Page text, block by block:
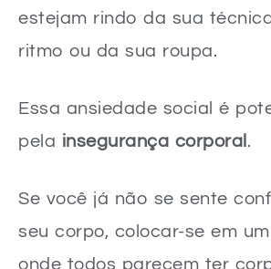
estejam rindo da sua
ritmo ou da sua roupa.
Essa ansiedade social é
pela insegurança corporal .
Se você já não se sente
seu corpo, colocar-se em
onde todos parecem ter